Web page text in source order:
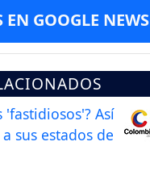
EN GOOGLE NEWS